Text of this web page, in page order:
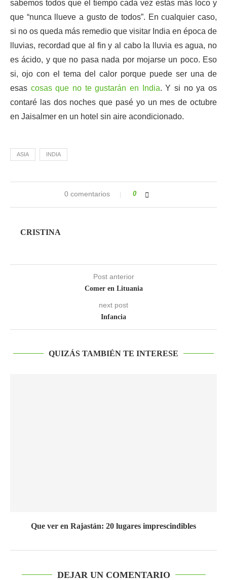
sabemos todos que el tiempo cada vez estás más loco y
que “nunca llueve a gusto de todos”. En cualquier caso,
si no os queda más remedio que visitar India en época de
lluvias, recordad que al fin y al cabo la lluvia es agua, no
es ácido, y que no pasa nada por mojarse un poco. Eso
si, ojo con el tema del calor porque puede ser una de
esas cosas que no te gustarán en India. Y si no ya os
contaré las dos noches que pasé yo un mes de octubre
en Jaisalmer en un hotel sin aire acondicionado.
ASIA INDIA
0 comentarios 0
CRISTINA
Post anterior
Comer en Lituania
next post
Infancia
QUIZÁS TAMBIÉN TE INTERESE
Que ver en Rajastán: 20 lugares imprescindibles
DEJAR UN COMENTARIO